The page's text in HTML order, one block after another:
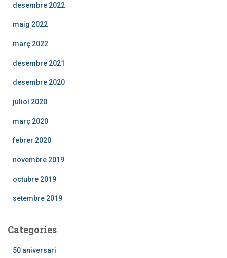
desembre 2022
maig 2022
març 2022
desembre 2021
desembre 2020
juliol 2020
març 2020
febrer 2020
novembre 2019
octubre 2019
setembre 2019
Categories
50 aniversari